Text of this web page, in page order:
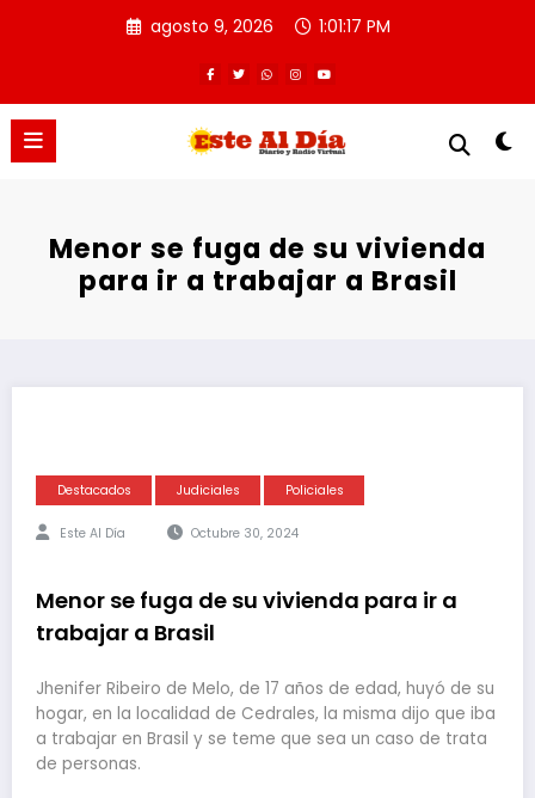
agosto 9, 2026 1:01:18 PM
Menor se fuga de su vivienda
para ir a trabajar a Brasil
Destacados Judiciales Policiales
Este Al Día Octubre 30, 2024
Menor se fuga de su vivienda para ir a
trabajar a Brasil
Jhenifer Ribeiro de Melo, de 17 años de edad, huyó de su
hogar, en la localidad de Cedrales, la misma dijo que iba
a trabajar en Brasil y se teme que sea un caso de trata
de personas.